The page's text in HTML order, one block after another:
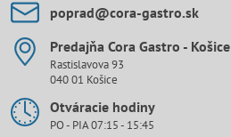
poprad​@cora-gastro​.sk
Predajňa Cora Gastro - Košice
Rastislavova 93
040 01 Košice
Otváracie hodiny
PO - PIA 07:15 - 15:45